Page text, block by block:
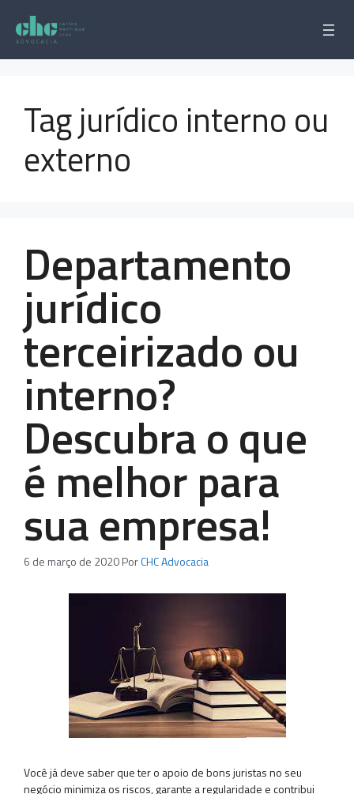
para
conteúdo
Tag jurídico interno ou
externo
Departamento
jurídico
terceirizado ou
interno?
Descubra o que
é melhor para
sua empresa!
6 de março de 2020PorCHC Advocacia
Você já deve saber que ter o apoio de bons juristas no seu
negócio minimiza os riscos, garante a regularidade e contribui